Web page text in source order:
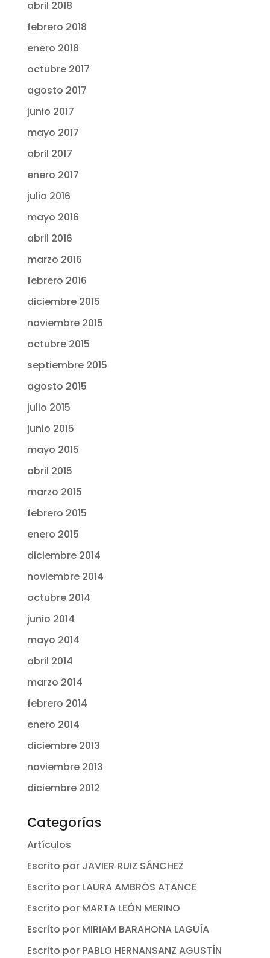
abril 2018
febrero 2018
enero 2018
octubre 2017
agosto 2017
junio 2017
mayo 2017
abril 2017
enero 2017
julio 2016
mayo 2016
abril 2016
marzo 2016
febrero 2016
diciembre 2015
noviembre 2015
octubre 2015
septiembre 2015
agosto 2015
julio 2015
junio 2015
mayo 2015
abril 2015
marzo 2015
febrero 2015
enero 2015
diciembre 2014
noviembre 2014
octubre 2014
junio 2014
mayo 2014
abril 2014
marzo 2014
febrero 2014
enero 2014
diciembre 2013
noviembre 2013
diciembre 2012
Categorías
Artículos
Escrito por JAVIER RUIZ SÁNCHEZ
Escrito por LAURA AMBRÓS ATANCE
Escrito por MARTA LEÓN MERINO
Escrito por MIRIAM BARAHONA LAGUÍA
Escrito por PABLO HERNANSANZ AGUSTÍN